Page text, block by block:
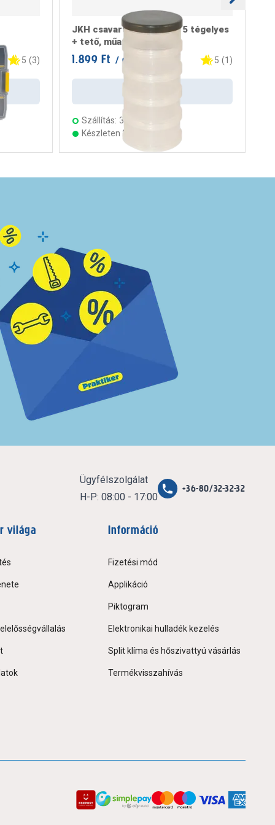
5 (3)
JKH csavartartó henger 5 tégelyes
+ tető, műanyag
1.899 Ft / darab 5 (1 )
Szállítás: 3 munkanap
Készleten 22 áruházban
Ügyfélszolgálat
H-P: 08:00 - 17:00
+36-80/32-32-32
világa Információ
Fizetési mód
Applikáció
Piktogram
Elektronikai hulladék kezelés
Split klíma és hőszivattyú vásárlás
Termékvisszahívás